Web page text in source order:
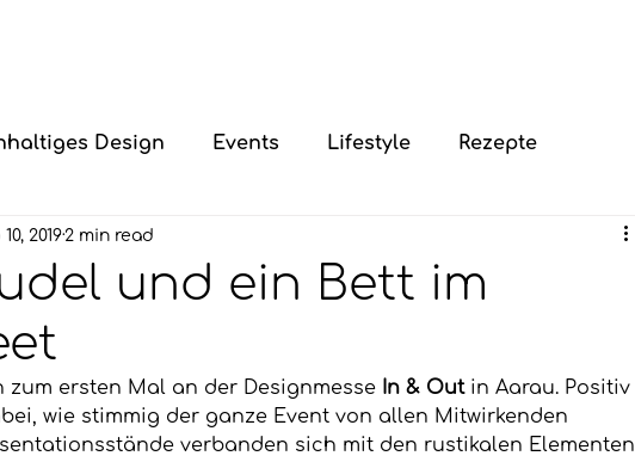
Design Events Lifestyle Rezepte
und ein Bett im
20192 min read
zum ersten Mal an der Designmesse In & Out in Aarau. Positiv
wie stimmig der ganze Event von allen Mitwirkenden
verbanden sich mit den rustikalen Elementen